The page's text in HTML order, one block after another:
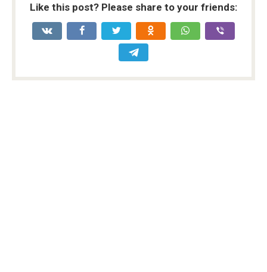
Like this post? Please share to your friends: